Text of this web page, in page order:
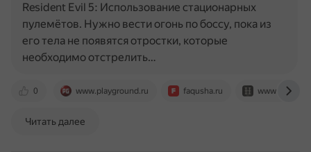
0 www.playground.ru faqusha.ru
Resident Evil 5: Использование стационарных
пулемётов. Нужно вести огонь по боссу, пока из
его тела не появятся отростки, которые
необходимо отстрелить…
Читать далее